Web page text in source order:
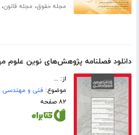
مجله حقوق، مجله قانون،
دانلود فصلنامه‌ پژوهش‌های نوین علوم
از: ...
موضوع:فنی و مهندسی
۸۲ صفحه